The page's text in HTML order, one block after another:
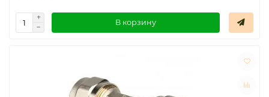
В корзину